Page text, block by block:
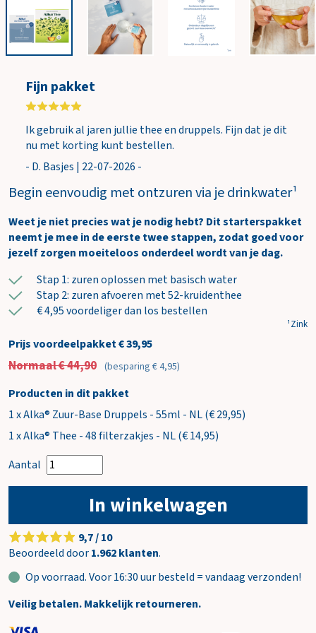
Fijn pakket
Ik gebruik al jaren jullie thee en druppels. Fijn dat je dit
nu met korting kunt bestellen.
- D. Basjes | 22-07-2026 -
Begin eenvoudig met ontzuren via je drinkwater¹
Weet je niet precies wat je nodig hebt? Dit starterspakket
neemt je mee in de eerste twee stappen, zodat goed voor
jezelf zorgen moeiteloos onderdeel wordt van je dag.
Stap 1: zuren oplossen met basisch water
Stap 2: zuren afvoeren met 52-kruidenthee
€ 4,95 voordeliger dan los bestellen
¹Zink
Prijs voordeelpakket € 39,95
Normaal € 44,90 (besparing € 4,95)
Producten in dit pakket
1 x Alka® Zuur-Base Druppels - 55ml - NL (€ 29,95)
1 x Alka® Thee - 48 filterzakjes - NL (€ 14,95)
Aantal
In winkelwagen
9,7 / 10
Beoordeeld door1.962 klanten.
Op voorraad. Voor 16:30 uur besteld = vandaag verzonden!
Veilig betalen. Makkelijk retourneren.
i
n
k
e
w
a
e
n